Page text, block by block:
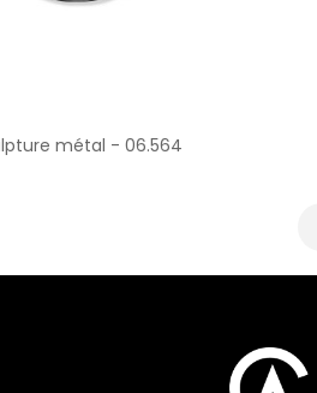
métal - 06.564